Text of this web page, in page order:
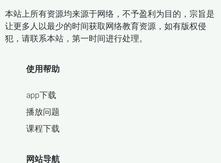
本站上所有资源均来源于网络，不予盈利为目的，宗旨是
让更多人以最少的时间获取网络教育资源，如有版权侵
犯，请联系本站，第一时间进行处理。
使用帮助
app下载
播放问题
课程下载
网站导航